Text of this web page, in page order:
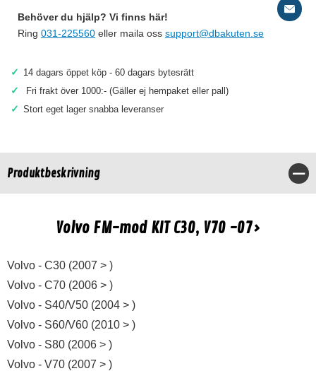
Behöver du hjälp? Vi finns här!
Ring 031-225560 eller maila oss support@dbakuten.se
✓ 14 dagars öppet köp - 60 dagars bytesrätt
✓ Fri frakt över 1000:- (Gäller ej hempaket eller pall)
✓ Stort eget lager snabba leveranser
Produktbeskrivning
Volvo FM-mod KIT C30, V70 -07>
Volvo - C30 (2007 > )
Volvo - C70 (2006 > )
Volvo - S40/V50 (2004 > )
Volvo - S60/V60 (2010 > )
Volvo - S80 (2006 > )
Volvo - V70 (2007 > )